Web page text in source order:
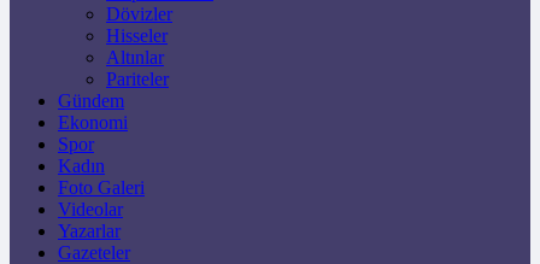
Dövizler
Hisseler
Altınlar
Pariteler
Gündem
Ekonomi
Spor
Kadın
Foto Galeri
Videolar
Yazarlar
Gazeteler